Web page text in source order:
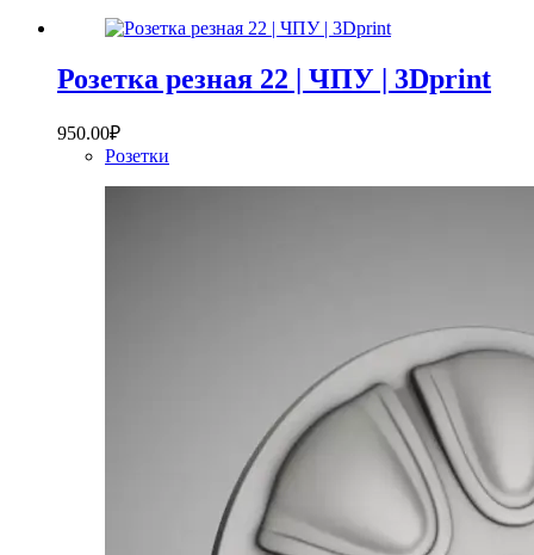
Розетка резная 22 | ЧПУ | 3Dprint
950.00₽
Розетки